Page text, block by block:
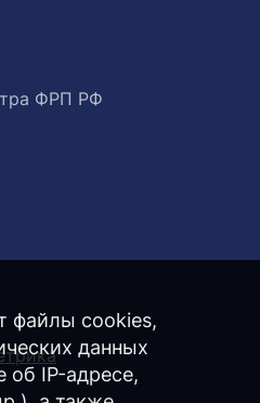
ФРП РФ
файлы cookies,
данных
об IP-адресе,